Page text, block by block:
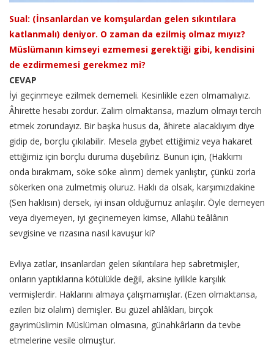
Sual: (İnsanlardan ve komşulardan gelen sıkıntılara
katlanmalı) deniyor. O zaman da ezilmiş olmaz mıyız?
Müslümanın kimseyi ezmemesi gerektiği gibi, kendisini
de ezdirmemesi gerekmez mi?
CEVAP
İyi geçinmeye ezilmek dememeli. Kesinlikle ezen olmamalıyız.
Âhirette hesabı zordur. Zalim olmaktansa, mazlum olmayı tercih
etmek zorundayız. Bir başka husus da, âhirete alacaklıyım diye
gidip de, borçlu çıkılabilir. Mesela gıybet ettiğimiz veya hakaret
ettiğimiz için borçlu duruma düşebiliriz. Bunun için, (Hakkımı
onda bırakmam, söke söke alırım) demek yanlıştır, çünkü zorla
sökerken ona zulmetmiş oluruz. Haklı da olsak, karşımızdakine
(Sen haklısın) dersek, iyi insan olduğumuz anlaşılır. Öyle demeyen
veya diyemeyen, iyi geçinemeyen kimse, Allahü teâlânın
sevgisine ve rızasına nasıl kavuşur ki?
Evliya zatlar, insanlardan gelen sıkıntılara hep sabretmişler,
onların yaptıklarına kötülükle değil, aksine iyilikle karşılık
vermişlerdir. Haklarını almaya çalışmamışlar. (Ezen olmaktansa,
ezilen biz olalım) demişler. Bu güzel ahlâkları, birçok
gayrimüslimin Müslüman olmasına, günahkârların da tevbe
etmelerine vesile olmuştur.